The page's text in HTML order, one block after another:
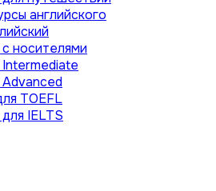
английского
носителями
Intermediate
TOEFL
IELTS